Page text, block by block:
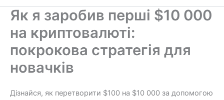
Як я заробив перші $10 000
на криптовалюті:
покрокова стратегія для
новачків
Дізнайся, як перетворити $100 на $10 000 за допомогою